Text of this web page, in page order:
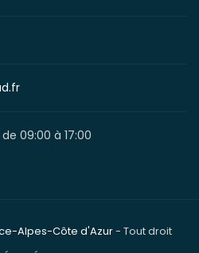
09:00 à 17:00
Alpes-Côte d'Azur- Tout droit